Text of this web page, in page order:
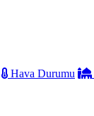
Hava Durumu